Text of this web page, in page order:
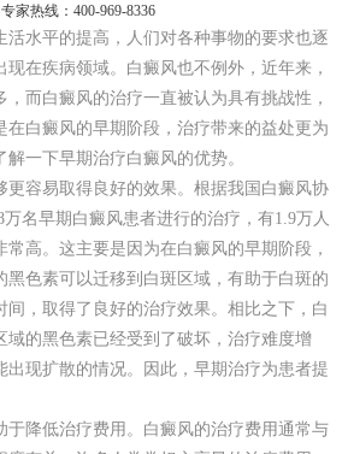
专家热线：400-969-8336
活水平的提高，人们对各种事物的要求也逐
在疾病领域。白癜风也不例外，近年来，
而白癜风的治疗一直被认为具有挑战性，
在白癜风的早期阶段，治疗带来的益处更为
一下早期治疗白癜风的优势。
容易取得良好的效果。根据我国白癜风协
名早期白癜风患者进行的治疗，有1.9万人
常高。这主要是因为在白癜风的早期阶段，
黑色素可以迁移到白斑区域，有助于白斑的
间，取得了良好的治疗效果。相比之下，白
域的黑色素已经受到了破坏，治疗难度增
出现扩散的情况。因此，早期治疗为患者提
降低治疗费用。白癜风的治疗费用通常与